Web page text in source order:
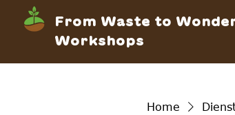
From Waste to
Workshops
Home